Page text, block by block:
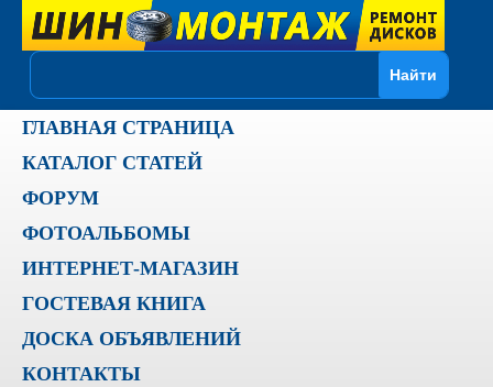
ГЛАВНАЯ СТРАНИЦА
КАТАЛОГ СТАТЕЙ
ФОРУМ
ФОТОАЛЬБОМЫ
ИНТЕРНЕТ-МАГАЗИН
ГОСТЕВАЯ КНИГА
ДОСКА ОБЪЯВЛЕНИЙ
КОНТАКТЫ